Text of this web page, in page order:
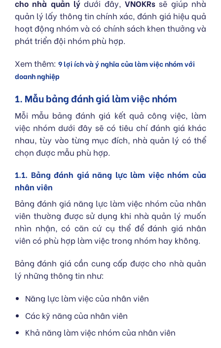
cho nhà quản lý dưới đây, VNOKRs sẽ giúp nhà
quản lý lấy thông tin chính xác, đánh giá hiệu quả
hoạt động nhóm và có chính sách khen thưởng và
phát triển đội nhóm phù hợp.
Xem thêm: 9 lợi ích và ý nghĩa của làm việc nhóm với
doanh nghiệp
1. Mẫu bảng đánh giá làm việc nhóm
Mỗi mẫu bảng đánh giá kết quả công việc, làm
việc nhóm dưới đây sẽ có tiêu chí đánh giá khác
nhau, tùy vào từng mục đích, nhà quản lý có thể
chọn được mẫu phù hợp.
1.1. Bảng đánh giá năng lực làm việc nhóm của
nhân viên
Bảng đánh giá năng lực làm việc nhóm của nhân
viên thường được sử dụng khi nhà quản lý muốn
nhìn nhận, có căn cứ cụ thể để đánh giá nhân
viên có phù hợp làm việc trong nhóm hay không.
Bảng đánh giá cần cung cấp được cho nhà quản
lý những thông tin như:
Năng lực làm việc của nhân viên
Các kỹ năng của nhân viên
Khả năng làm việc nhóm của nhân viên